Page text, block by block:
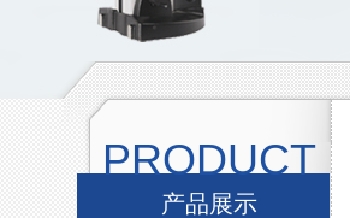
PRODUCT
产品展示